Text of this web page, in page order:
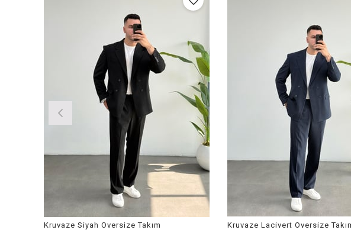
Kruvaze Siyah Oversize Takım
%21İndirim
Kruvaze Lacivert Oversize Takım